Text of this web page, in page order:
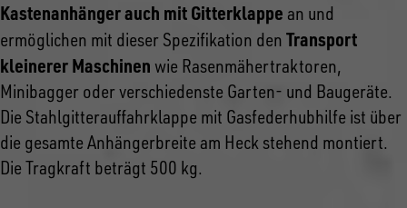
Kastenanhänger auch mit Gitterklappe an und
ermöglichen mit dieser Spezifikation den Transport
kleinerer Maschinen wie Rasenmähertraktoren,
Minibagger oder verschiedenste Garten- und Baugeräte.
Die Stahlgitterauffahrklappe mit Gasfederhubhilfe ist über
die gesamte Anhängerbreite am Heck stehend montiert.
Die Tragkraft beträgt 500 kg.